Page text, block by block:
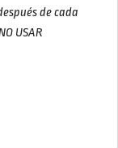
de cada
USAR